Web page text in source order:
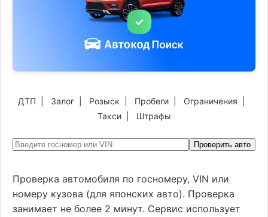
ДТП Залог Розыск Пробеги Ограничения
Такси| Штрафы
Проверить авто
Проверка автомобиля по госномеру, VIN или
номеру кузова (для японских авто). Проверка
занимает не более 2 минут. Сервис использует